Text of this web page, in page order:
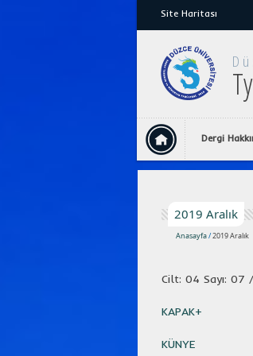
Site Haritası
Dergi
2019 Aralık
Anasayfa/2019 Aralık
Cilt: 04 Sayı: 07
KAPAK+
KÜNYE